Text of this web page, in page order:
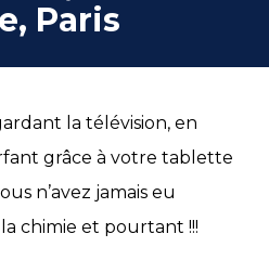
Paris
la télévision, en
grâce à votre tablette
n’avez jamais eu
la chimie et pourtant !!!